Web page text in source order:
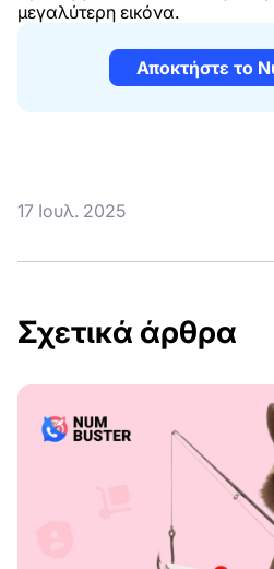
μεγαλύτερη εικόνα.
Αποκτήστε το
17 Ιουλ. 2025
Σχετικά άρθρα